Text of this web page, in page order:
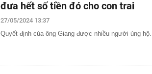
đưa hết số tiền đó cho con trai
27/05/2024 13:37
Quyết định của ông Giang được nhiều người ủng hộ...